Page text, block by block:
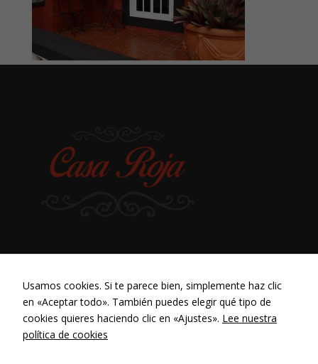
Usamos cookies. Si te parece bien, simplemente haz clic
en «Aceptar todo». También puedes elegir qué tipo de
cookies quieres haciendo clic en «Ajustes». Lee nuestra
política de cookies